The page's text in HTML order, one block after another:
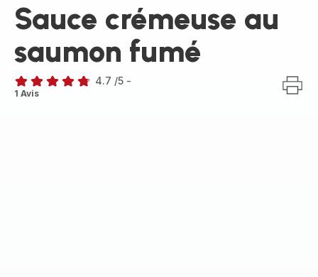
Sauce crémeuse au
saumon fumé
ratings.4.7
4.7 /5 -
1 Avis